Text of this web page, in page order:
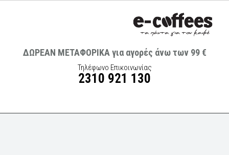
ΔΩΡΕΑΝ ΜΕΤΑΦΟΡΙΚΑ για αγορές άνω των 99 €
Τηλέφωνο Επικοινωνίας
2310 921 130